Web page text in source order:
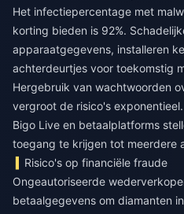
Het infectiepercentage met
korting bieden is 92%.
apparaatgegevens, installeren
achterdeurtjes voor toekomstig
Hergebruik van wachtwoorden
vergroot de risico's
Bigo Live en betaalplatforms
toegang te krijgen tot meerdere
Risico's op financiële fraude
Ongeautoriseerde
betaalgegevens om diamanten